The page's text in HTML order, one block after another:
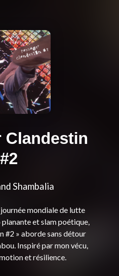
Clandestin
#2
Shambalia
mondiale de lutte
et slam poétique,
#2 » aborde sans détour
Inspiré par mon vécu,
ce titre mêle émotion et résilience.